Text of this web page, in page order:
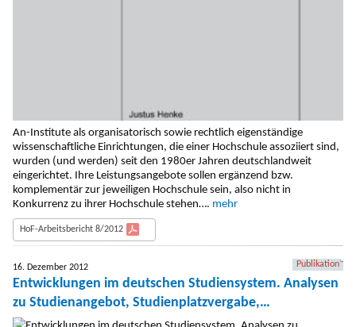
An-Institute als organisatorisch sowie rechtlich eigenständige
wissenschaftliche Einrichtungen, die einer Hochschule assoziiert sind,
wurden (und werden) seit den 1980er Jahren deutschlandweit
eingerichtet. Ihre Leistungsangebote sollen ergänzend bzw.
komplementär zur jeweiligen Hochschule sein, also nicht in
Konkurrenz zu ihrer Hochschule stehen…. mehr
HoF-Arbeitsbericht 8/2012
16. Dezember 2012 Publikation
Entwicklungen im deutschen Studiensystem. Analysen
zu Studienangebot, Studienplatzvergabe,
Studienwerbung und Studienkapazität